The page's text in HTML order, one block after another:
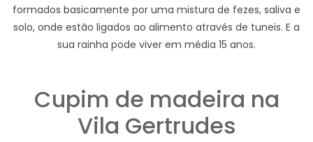
formados basicamente por uma mistura de fezes, saliva e
solo, onde estão ligados ao alimento através de tuneis. E a
sua rainha pode viver em média 15 anos.
Cupim de madeira na
Vila Gertrudes